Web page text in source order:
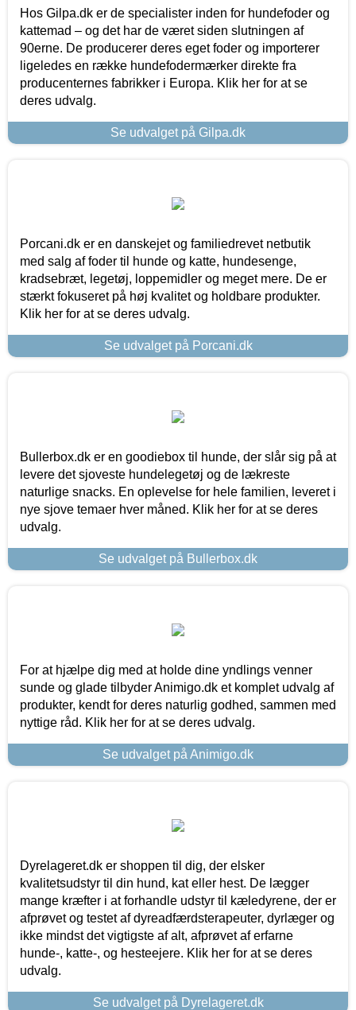
Hos Gilpa.dk er de specialister inden for hundefoder og
kattemad – og det har de været siden slutningen af
90erne. De producerer deres eget foder og importerer
ligeledes en række hundefodermærker direkte fra
producenternes fabrikker i Europa. Klik her for at se
deres udvalg.
Se udvalget på Gilpa.dk
Porcani.dk er en danskejet og familiedrevet netbutik
med salg af foder til hunde og katte, hundesenge,
kradsebræt, legetøj, loppemidler og meget mere. De er
stærkt fokuseret på høj kvalitet og holdbare produkter.
Klik her for at se deres udvalg.
Se udvalget på Porcani.dk
Bullerbox.dk er en goodiebox til hunde, der slår sig på at
levere det sjoveste hundelegetøj og de lækreste
naturlige snacks. En oplevelse for hele familien, leveret i
nye sjove temaer hver måned. Klik her for at se deres
udvalg.
Se udvalget på Bullerbox.dk
For at hjælpe dig med at holde dine yndlings venner
sunde og glade tilbyder Animigo.dk et komplet udvalg af
produkter, kendt for deres naturlig godhed, sammen med
nyttige råd. Klik her for at se deres udvalg.
Se udvalget på Animigo.dk
Dyrelageret.dk er shoppen til dig, der elsker
kvalitetsudstyr til din hund, kat eller hest. De lægger
mange kræfter i at forhandle udstyr til kæledyrene, der er
afprøvet og testet af dyreadfærdsterapeuter, dyrlæger og
ikke mindst det vigtigste af alt, afprøvet af erfarne
hunde-, katte-, og hesteejere. Klik her for at se deres
udvalg.
Se udvalget på Dyrelageret.dk